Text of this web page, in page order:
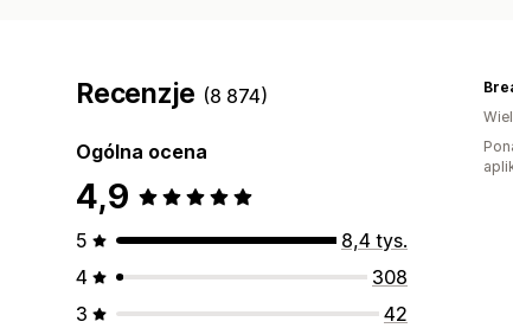
Recenzje (8 874)
Ogólna ocena
4,9
5
8,4 tys.
4
308
3
42